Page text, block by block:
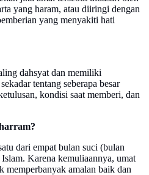
yang haram, atau diiringi dengan
yang menyakiti hati
dahsyat dan memiliki
tentang seberapa besar
kondisi saat memberi, dan
dari empat bulan suci (bulan
Karena kemuliaannya, umat
memperbanyak amalan baik dan